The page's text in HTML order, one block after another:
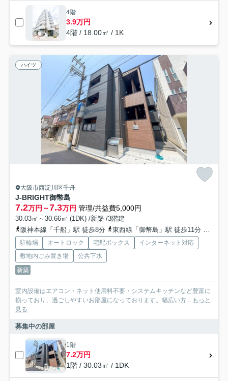
4階
3.9万円
4階 / 18.00㎡ / 1K
ハイツ
大阪市西淀川区千舟
J-BRIGHT御幣島
7.2万円～7.3万円 管理/共益費5,000円
30.03㎡～30.66㎡ (1DK) /新築 /3階建
阪神本線「千船」駅 徒歩8分
東西線「御幣島」駅 徒歩11分
駐輪場 オートロック 宅配ボックス
インターネット対応
敷地内ごみ置き場
公共下水
新築
室内設備はエアコン・ネット使用料不要・システムキッチンなど豊富に
揃っており、過ごしやすいお部屋になっております。幅広い方... もっと
見る
募集中の部屋
1階
7.2万円
1階 / 30.03㎡ / 1DK